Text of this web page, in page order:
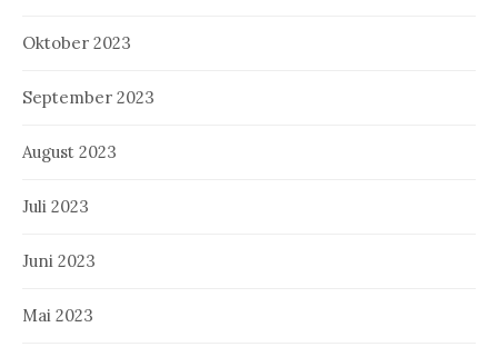
Oktober 2023
September 2023
August 2023
Juli 2023
Juni 2023
Mai 2023